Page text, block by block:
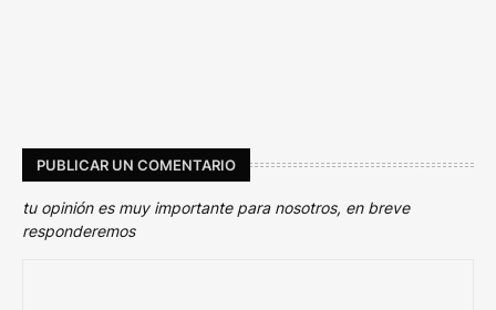
PUBLICAR UN COMENTARIO
tu opinión es muy importante para nosotros, en breve
responderemos